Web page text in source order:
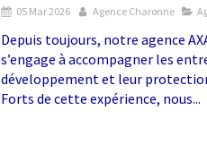
05 Mar 2026 Agence Charonne
Depuis toujours, notre agence
s’engage à accompagner les
développement et leur
Forts de cette expérience, nous...